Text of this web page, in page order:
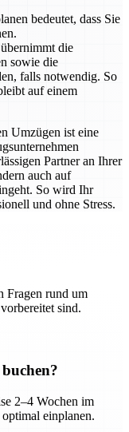
bedeutet, dass Sie
die
sowie die
falls notwendig. So
auf einem
Umzügen ist eine
Partner an Ihrer
auch auf
So wird Ihr
und ohne Stress.
Fragen rund um
sind.
2–4 Wochen im
einplanen.